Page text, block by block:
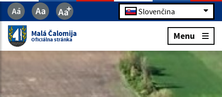
Slovenčina
Malá Čalomija
Oficiálna stránka Menu